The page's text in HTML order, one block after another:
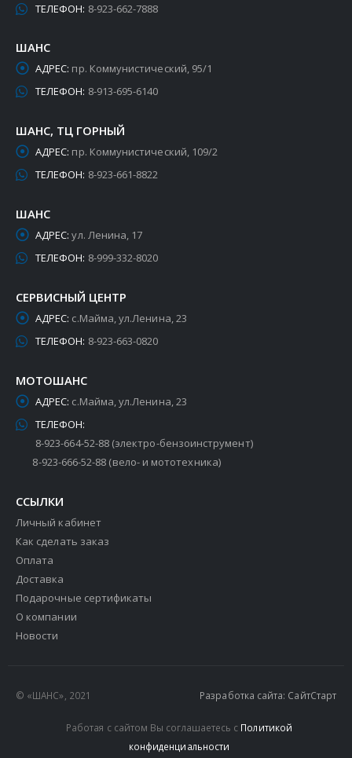
ТЕЛЕФОН: 8-923-662-7888
ШАНС
АДРЕС: пр. Коммунистический, 95/1
ТЕЛЕФОН: 8-913-695-6140
ШАНС, ТЦ ГОРНЫЙ
АДРЕС: пр. Коммунистический, 109/2
ТЕЛЕФОН: 8-923-661-8822
ШАНС
АДРЕС: ул. Ленина, 17
ТЕЛЕФОН: 8-999-332-8020
СЕРВИСНЫЙ ЦЕНТР
АДРЕС: с.Майма, ул.Ленина, 23
ТЕЛЕФОН: 8-923-663-0820
МОТОШАНС
АДРЕС: с.Майма, ул.Ленина, 23
ТЕЛЕФОН:
8-923-664-52-88 (электро-бензоинструмент)
8-923-666-52-88 (вело- и мототехника)
ССЫЛКИ
Личный кабинет
Как сделать заказ
Оплата
Доставка
Подарочные сертификаты
О компании
Новости
© «ШАНС», 2021 Разработка сайта: СайтСтарт
Работая с сайтом Вы соглашаетесь с Политикой
конфиденциальности